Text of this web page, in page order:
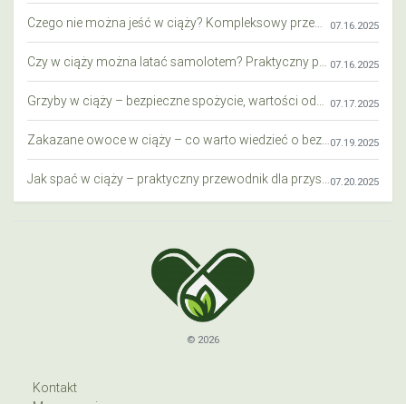
07.16.2025
07.16.2025
07.17.2025
07.19.2025
07.20.2025
© 2026
Kontakt